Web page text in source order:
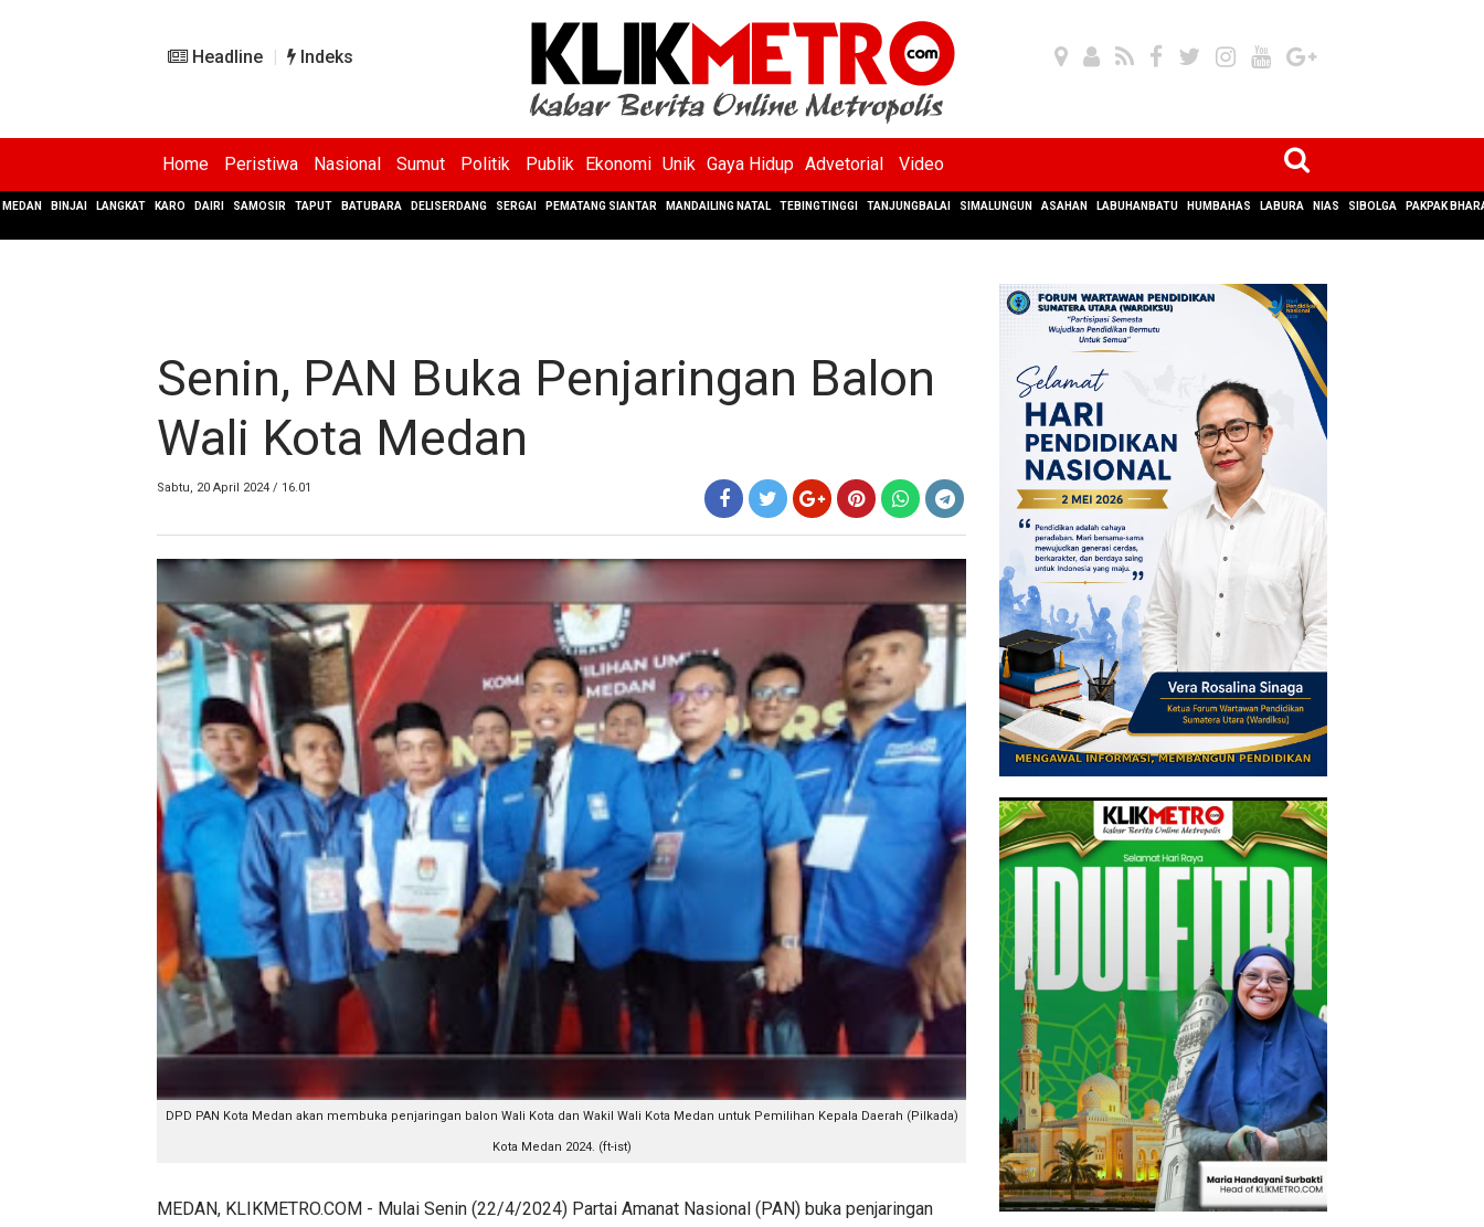
Headline Indeks
Home Peristiwa Nasional Sumut Politik Publik Ekonomi Unik Gaya Hidup Advetorial Video
MEDAN BINJAI LANGKAT KARO DAIRI SAMOSIR TAPUT BATUBARA DELISERDANG SERGAI PEMATANG SIANTAR MANDAILING NATAL TEBINGTINGGI TANJUNGBALAI SIMALUNGUN ASAHAN LABUHANBATU HUMBAHAS LABURA NIAS SIBOLGA PAKPAK
Senin, PAN Buka Penjaringan Balon
Wali Kota Medan
Sabtu, 20 April 2024 / 16.01
DPD PAN Kota Medan akan membuka penjaringan balon Wali Kota dan Wakil Wali Kota Medan untuk Pemilihan Kepala Daerah (Pilkada)
Kota Medan 2024. (ft-ist)
MEDAN, KLIKMETRO.COM - Mulai Senin (22/4/2024) Partai Amanat Nasional (PAN) buka penjaringan